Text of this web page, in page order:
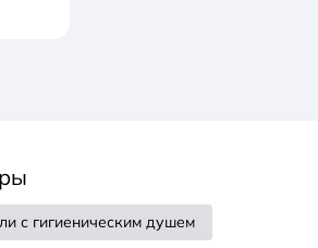
с гигиеническим душем